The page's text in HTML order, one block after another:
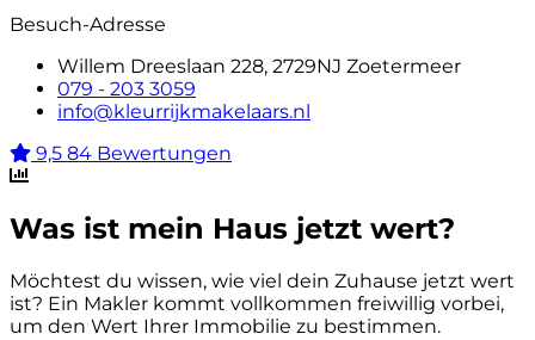
Besuch-Adresse
Willem Dreeslaan 228, 2729NJ Zoetermeer
079 - 203 3059
info@kleurrijkmakelaars.nl
9,5 84 Bewertungen
Was ist mein Haus jetzt wert?
Möchtest du wissen, wie viel dein Zuhause jetzt wert
ist? Ein Makler kommt vollkommen freiwillig vorbei,
um den Wert Ihrer Immobilie zu bestimmen.